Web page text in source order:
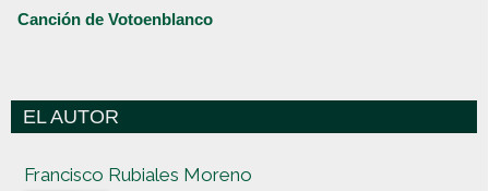
Canción de Votoenblanco
EL AUTOR
Francisco Rubiales Moreno